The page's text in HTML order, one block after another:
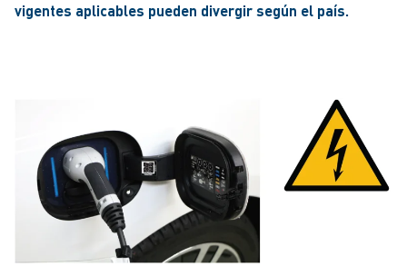
vigentes aplicables pueden divergir según el país.